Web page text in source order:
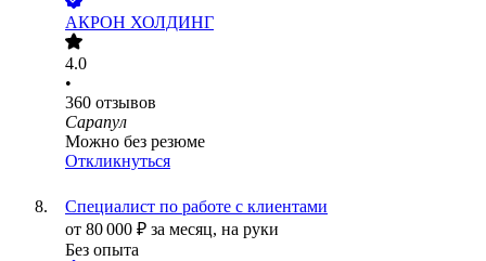
АКРОН ХОЛДИНГ
4.0
•
360 отзывов
Сарапул
Можно без резюме
Откликнуться
Специалист по работе с клиентами
от 80 000 ₽ за месяц, на руки
Без опыта